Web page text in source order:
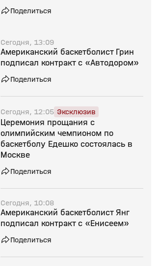
Поделиться
Сегодня, 13:09
Американский баскетболист Грин
подписал контракт с «Автодором»
Поделиться
Сегодня, 12:05 Эксклюзив
Церемония прощания с
олимпийским чемпионом по
баскетболу Едешко состоялась в
Москве
Поделиться
Сегодня, 10:08
Американский баскетболист Янг
подписал контракт с «Енисеем»
Поделиться